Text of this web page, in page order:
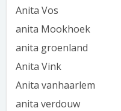
Anita Vos
anita Mookhoek
anita groenland
Anita Vink
Anita vanhaarlem
anita verdouw